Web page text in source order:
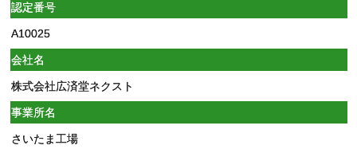
認定番号
A10025
会社名
株式会社広済堂ネクスト
事業所名
さいたま工場